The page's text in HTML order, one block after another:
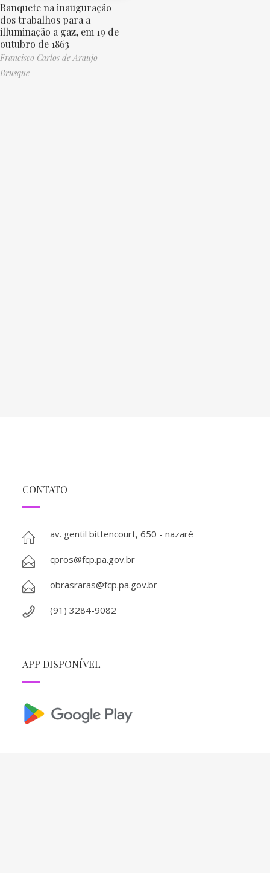
Banquete na inauguração
dos trabalhos para a
illuminação a gaz, em 19 de
outubro de 1863
Francisco Carlos de Araujo
Brusque
CONTATO
av. gentil bittencourt, 650 - nazaré
cpros@fcp.pa.gov.br
obrasraras@fcp.pa.gov.br
(91) 3284-9082
APP DISPONÍVEL